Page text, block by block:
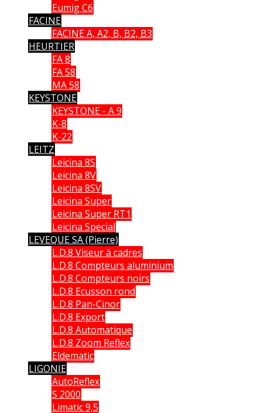
Eumig C6
FACINE
FACINE A, A2, B, B2, B3
HEURTIER
FA 8
FA 58
MA 58
KEYSTONE
KEYSTONE - A 9
K-8
K-22
LEITZ
Leicina 8S
Leicina 8V
Leicina 8SV
Leicina Super
Leicina Super RT1
Leicina Special
LEVEQUE SA (Pierre)
L.D.8 Viseur à cadres
L.D.8 Compteurs aluminium
L.D.8 Compteurs noirs
L.D.8 Ecusson rond
L.D.8 Pan-Cinor
L.D.8 Export
L.D.8 Automatique
L.D.8 Zoom Reflex
Eldematic
LIGONIE
AutoReflex
S 2000
Limatic 9,5